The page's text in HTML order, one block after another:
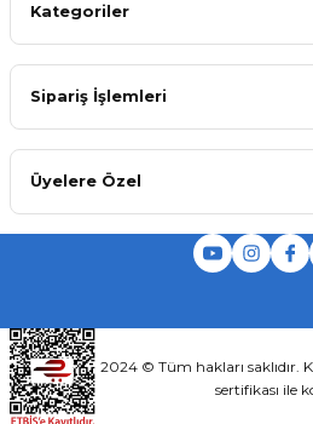
Kategoriler
Sipariş İşlemleri
Üyelere Özel
2024 © Tüm hakları saklıdır.
sertifikası ile